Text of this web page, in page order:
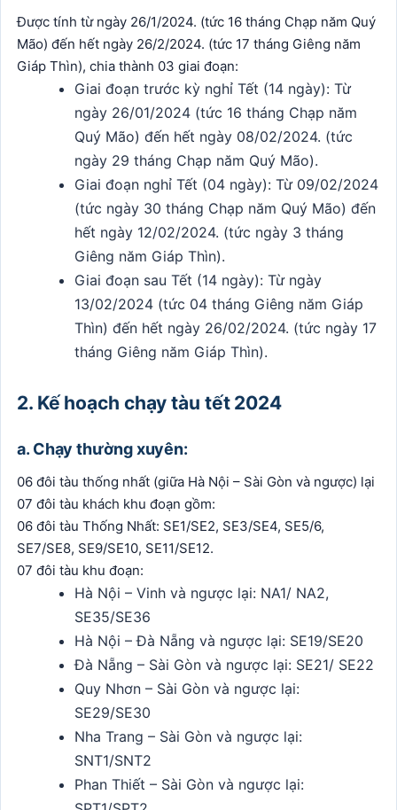
Được tính từ ngày 26/1/2024. (tức 16 tháng Chạp năm Quý
Mão) đến hết ngày 26/2/2024. (tức 17 tháng Giêng năm
Giáp Thìn), chia thành 03 giai đoạn:
Giai đoạn trước kỳ nghỉ Tết (14 ngày): Từ
ngày 26/01/2024 (tức 16 tháng Chạp năm
Quý Mão) đến hết ngày 08/02/2024. (tức
ngày 29 tháng Chạp năm Quý Mão).
Giai đoạn nghỉ Tết (04 ngày): Từ 09/02/2024
(tức ngày 30 tháng Chạp năm Quý Mão) đến
hết ngày 12/02/2024. (tức ngày 3 tháng
Giêng năm Giáp Thìn).
Giai đoạn sau Tết (14 ngày): Từ ngày
13/02/2024 (tức 04 tháng Giêng năm Giáp
Thìn) đến hết ngày 26/02/2024. (tức ngày 17
tháng Giêng năm Giáp Thìn).
2. Kế hoạch chạy tàu tết 2024
a. Chạy thường xuyên:
06 đôi tàu thống nhất (giữa Hà Nội – Sài Gòn và ngược) lại
07 đôi tàu khách khu đoạn gồm:
06 đôi tàu Thống Nhất: SE1/SE2, SE3/SE4, SE5/6,
SE7/SE8, SE9/SE10, SE11/SE12.
07 đôi tàu khu đoạn:
Hà Nội – Vinh và ngược lại: NA1/ NA2,
SE35/SE36
Hà Nội – Đà Nẵng và ngược lại: SE19/SE20
Đà Nẵng – Sài Gòn và ngược lại: SE21/ SE22
Quy Nhơn – Sài Gòn và ngược lại:
SE29/SE30
Nha Trang – Sài Gòn và ngược lại:
SNT1/SNT2
Phan Thiết – Sài Gòn và ngược lại: